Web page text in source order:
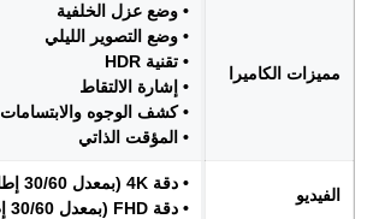
مميزات الكاميرا
• وضع عزل الخلفية
• وضع التصوير الليلي
• تقنية HDR
• إشارة الالتقاط
• كشف الوجوه والابتسامات
• المؤقت الذاتي
الفيديو
• دقة 4K (بمعدل 30/60 إطار)
• دقة FHD (بمعدل 30/60 إطار)